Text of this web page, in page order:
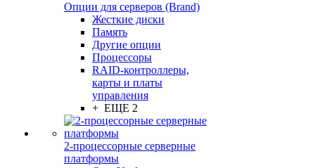
Опции для серверов (Brand)
Жесткие диски
Память
Другие опции
Процессоры
RAID-контроллеры,
карты и платы
управления
+ ЕЩЕ 2
2-процессорные серверные
платформы